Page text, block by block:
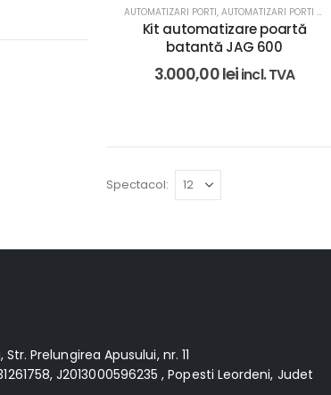
AUTOMATIZARI PORTI, AUTOMATIZARI PORTI MOTORLINE
Kit automatizare poartă
batantă JAG 600
3.000,00leiincl. TVA
Spectacol:
Prelungirea Apusului, nr. 11
J2013000596235 , Popesti Leordeni, Judet